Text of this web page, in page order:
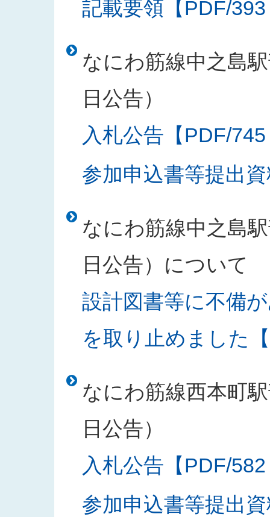
記載要領【PDF/
なにわ筋線中之島
日公告）
入札公告【PDF/
参加申込書等提出
なにわ筋線中之島
日公告）について
設計図書等に不備
を取り止めました
なにわ筋線西本町
日公告）
入札公告【PDF/
参加申込書等提出